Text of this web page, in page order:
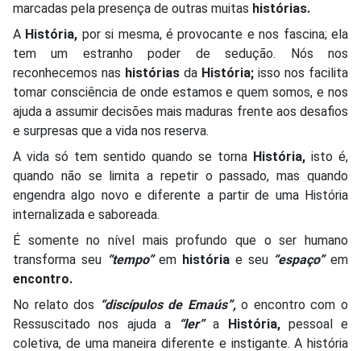
marcadas pela presença de outras muitas histórias.
A História, por si mesma, é provocante e nos fascina; ela
tem um estranho poder de sedução. Nós nos
reconhecemos nas histórias da História; isso nos facilita
tomar consciência de onde estamos e quem somos, e nos
ajuda a assumir decisões mais maduras frente aos desafios
e surpresas que a vida nos reserva.
A vida só tem sentido quando se torna História, isto é,
quando não se limita a repetir o passado, mas quando
engendra algo novo e diferente a partir de uma História
internalizada e saboreada.
É somente no nível mais profundo que o ser humano
transforma seu “tempo”em história e seu “espaço”em
encontro.
No relato dos “discípulos de Emaús”,o encontro com o
Ressuscitado nos ajuda a
“ler”a História, pessoal e
coletiva, de uma maneira diferente e instigante. A história